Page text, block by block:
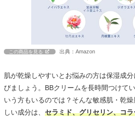
この商品を見る 出典：Amazon
肌が乾燥しやすいとお悩みの方は保湿成
びましょう。BBクリームを長時間つけて
いう方もいるのでは？そんな敏感肌・乾
しい成分は、 セラミド、グリセリン、コ